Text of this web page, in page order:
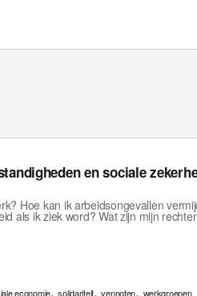
en sociale
Hoe kan ik arbeidsongevallen
als ik ziek word? Wat zijn mijn
economie,solidariteit,vennoten, werkgroepen